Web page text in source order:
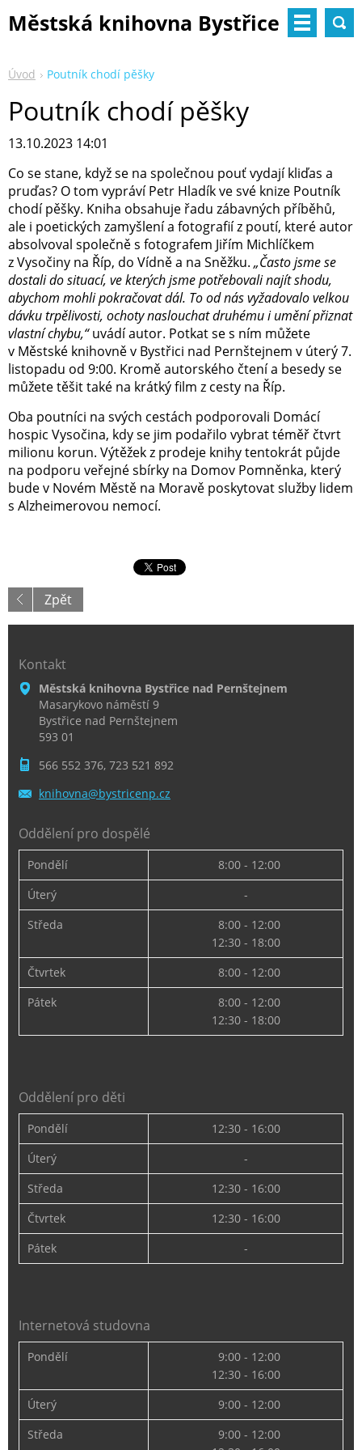
Městská knihovna Bystřice
Úvod Poutník chodí pěšky
Poutník chodí pěšky
13.10.2023 14:01
Co se stane, když se na společnou pouť vydají kliďas a
pruďas? O tom vypráví Petr Hladík ve své knize Poutník
chodí pěšky. Kniha obsahuje řadu zábavných příběhů,
ale i poetických zamyšlení a fotografií z poutí, které autor
absolvoval společně s fotografem Jiřím Michlíčkem
z Vysočiny na Říp, do Vídně a na Sněžku. „Často jsme se
dostali do situací, ve kterých jsme potřebovali najít shodu,
abychom mohli pokračovat dál. To od nás vyžadovalo velkou
dávku trpělivosti, ochoty naslouchat druhému i umění přiznat
vlastní chybu,“uvádí autor. Potkat se s ním můžete
v Městské knihovně v Bystřici nad Pernštejnem v úterý 7.
listopadu od 9:00. Kromě autorského čtení a besedy se
můžete těšit také na krátký film z cesty na Říp.
Oba poutníci na svých cestách podporovali Domácí
hospic Vysočina, kdy se jim podařilo vybrat téměř čtvrt
milionu korun. Výtěžek z prodeje knihy tentokrát půjde
na podporu veřejné sbírky na Domov Pomněnka, který
bude v Novém Městě na Moravě poskytovat služby lidem
s Alzheimerovou nemocí.
Zpět
Kontakt
Městská knihovna Bystřice nad Pernštejnem
Masarykovo náměstí 9
Bystřice nad Pernštejnem
593 01
566 552 376, 723 521 892
knihovna@bystricenp.cz
Oddělení pro dospělé
Pondělí
8:00 - 12:00
Úterý
-
Středa
8:00 - 12:00
12:30 - 18:00
Čtvrtek
8:00 - 12:00
Pátek
8:00 - 12:00
12:30 - 18:00
Oddělení pro děti
Pondělí
12:30 - 16:00
Úterý
-
Středa
12:30 - 16:00
Čtvrtek
12:30 - 16:00
Pátek
-
Internetová studovna
Pondělí
9:00 - 12:00
12:30 - 16:00
Úterý
9:00 - 12:00
Středa
9:00 - 12:00